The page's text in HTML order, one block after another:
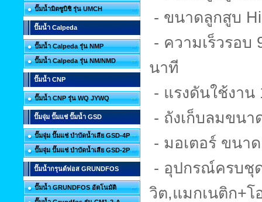
ปั๊มน้ำมิตซูบิชิ รุ่น UMCH
ปั๊มน้ำ Calpeda
ปั๊มน้ำ Calpeda รุ่น NMP
ปั๊มน้ำ Calpeda รุ่น NM/NMD
ปั๊มน้ำ CNP
ปั๊มน้ำ CNP รุ่น WQ JYWQ
ปั๊มจุ่ม ปั๊มแช่ ปั๊มน้ำ GSD
ปั๊มจุ่ม ปั๊มแช่ บำบัดน้ำเสีย GSD-4P
ปั๊มจุ่ม ปั๊มแช่ บำบัดน้ำเสีย GSD-2P
ปั๊มน้ำกรุนด์ฟอส GRUNDFOS
ปั๊มน้ำ GRUNDFOS อัตโนมัติ
- ขนาดลูกสู
- ความเร็วรอบ
นาที
- แรงดันใช้งาน
- ถังเก็บลมขนา
- มอเตอร์ ขนา
- อุปกรณ์ครบชุด
วิต,แมกเนติก+โ